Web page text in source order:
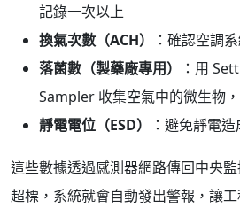
記錄一次以上
換氣次數（ACH）
：確認空調
落菌數（製藥廠專用）
：用
Sampler 收集空氣中的微生物
靜電電位（ESD）
：避免靜電
這些數據透過感測器網路傳回中央
超標，系統就會自動發出警報，讓